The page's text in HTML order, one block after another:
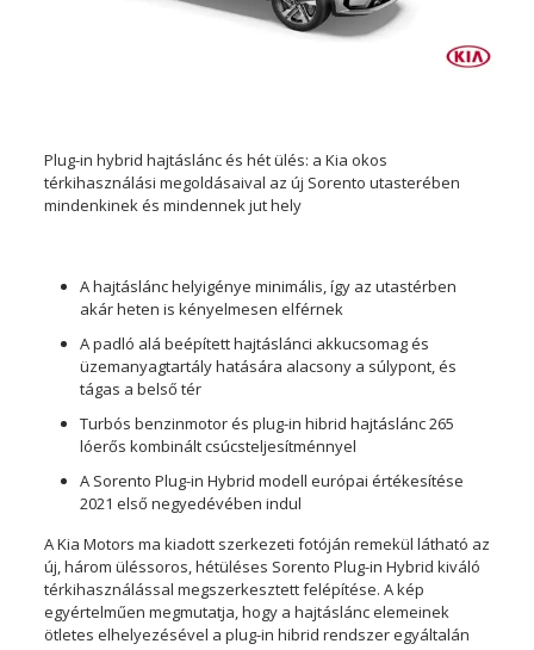
Plug-in hybrid hajtáslánc és hét ülés: a Kia okos
térkihasználási megoldásaival az új Sorento utasterében
mindenkinek és mindennek jut hely
A hajtáslánc helyigénye minimális, így az utastérben
akár heten is kényelmesen elférnek
A padló alá beépített hajtáslánci akkucsomag és
üzemanyagtartály hatására alacsony a súlypont, és
tágas a belső tér
Turbós benzinmotor és plug-in hibrid hajtáslánc 265
lóerős kombinált csúcsteljesítménnyel
A Sorento Plug-in Hybrid modell európai értékesítése
2021 első negyedévében indul
A Kia Motors ma kiadott szerkezeti fotóján remekül látható az
új, három üléssoros, hétüléses Sorento Plug-in Hybrid kiváló
térkihasználással megszerkesztett felépítése. A kép
egyértelműen megmutatja, hogy a hajtáslánc elemeinek
ötletes elhelyezésével a plug-in hibrid rendszer egyáltalán